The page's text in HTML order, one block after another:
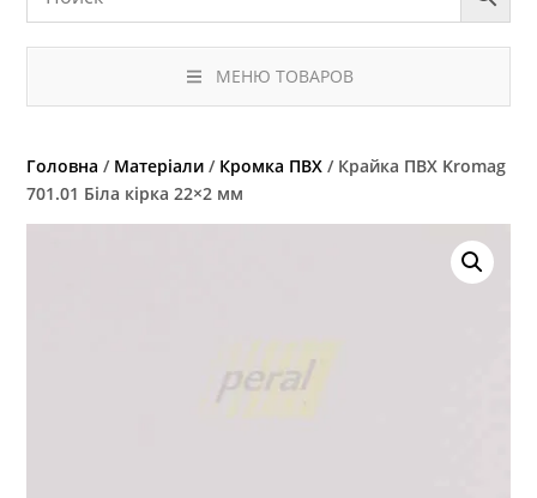
МЕНЮ ТОВАРОВ
Головна / Матеріали / Кромка ПВХ / Крайка ПВХ Kromag
701.01 Біла кірка 22×2 мм